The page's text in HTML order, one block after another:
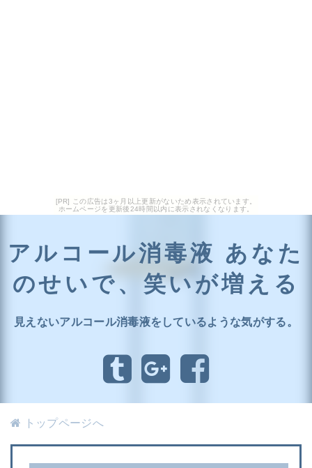
[PR] この広告は3ヶ月以上更新がないため表示されています。
ホームページを更新後24時間以内に表示されなくなります。
アルコール消毒液 あなた
のせいで、笑いが増える
見えないアルコール消毒液をしているような気がする。
トップページへ